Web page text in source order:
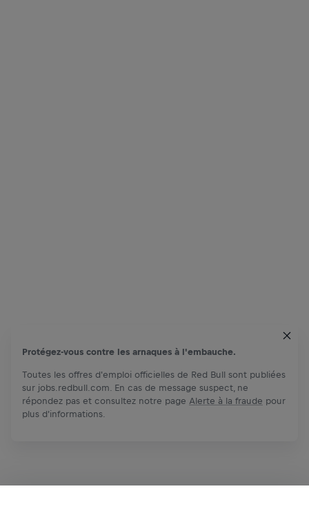
Protégez-vous contre les arnaques à l'embauche.
Toutes les offres d'emploi officielles de Red Bull sont publiées
sur jobs.redbull.com. En cas de message suspect, ne
répondez pas et consultez notre page Alerte à la fraude pour
plus d'informations.